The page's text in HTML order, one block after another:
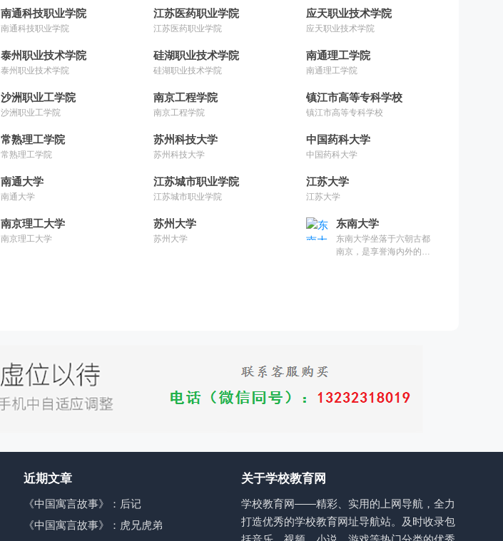
南通科技职业学院
南通科技职业学院
江苏医药职业学院
江苏医药职业学院
应天职业技术学院
应天职业技术学院
泰州职业技术学院
泰州职业技术学院
硅湖职业技术学院
硅湖职业技术学院
南通理工学院
南通理工学院
沙洲职业工学院
沙洲职业工学院
南京工程学院
南京工程学院
镇江市高等专科学校
镇江市高等专科学校
常熟理工学院
常熟理工学院
苏州科技大学
苏州科技大学
中国药科大学
中国药科大学
南通大学
南通大学
江苏城市职业学院
江苏城市职业学院
江苏大学
江苏大学
南京理工大学
南京理工大学
苏州大学
苏州大学
东南大学
东南大学坐落于六朝古都
南京，是享誉海内外的著
近期文章
《中国寓言故事》：后记
《中国寓言故事》：虎兄虎弟
关于学校教育网
学校教育网——精彩、实用的上网导航，全力
打造优秀的学校教育网址导航站。及时收录包